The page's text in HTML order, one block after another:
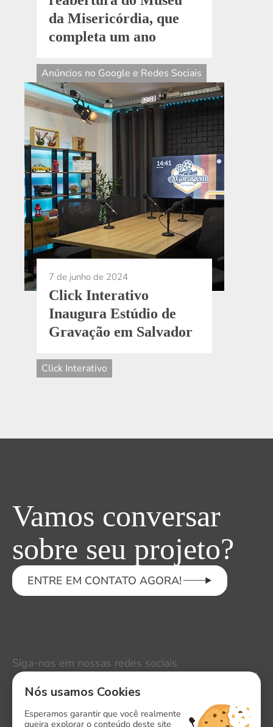
da Misericórdia, que
completa um ano
Anúncios no Google e Redes Sociais
7 de junho de 2024
Click Interativo
Inaugura Estúdio de
Gravação em Salvador
Click Interativo
Vamos conversar
sobre seu projeto?
ENTRE EM CONTATO AGORA!
Siga-nos em nossas redes sociais
LinkedIn
Instagram
Nós usamos Cookies
Esperamos garantir que você realmente
queira explorar o conteúdo deste site